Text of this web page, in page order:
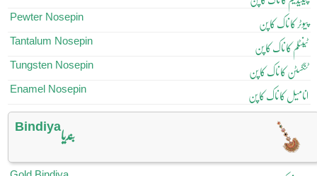
Pewter Nosepin پیوٹر کا ناک کا پن
Tantalum Nosepin ٹینٹلم کا ناک کا پن
Tungsten Nosepin ٹنگسٹن کا ناک کا پن
Enamel Nosepin انامیل کا ناک کا پن
Bindiyaبندیا